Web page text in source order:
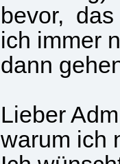
bevor, das
ich immer
dann
Lieber
warum ich